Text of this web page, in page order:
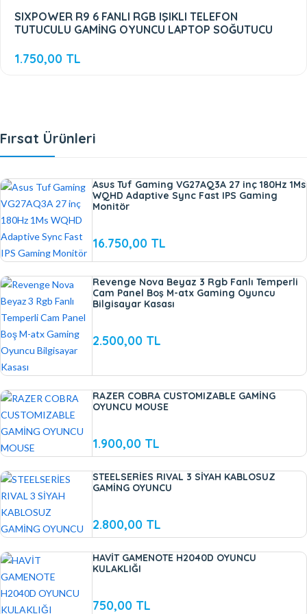
SIXPOWER R9 6 FANLI RGB IŞIKLI TELEFON
TUTUCULU GAMİNG OYUNCU LAPTOP SOĞUTUCU
1.750,00 TL
Fırsat Ürünleri
Asus Tuf Gaming VG27AQ3A 27 inç 180Hz 1Ms
WQHD Adaptive Sync Fast IPS Gaming
Monitör
16.750,00 TL
Revenge Nova Beyaz 3 Rgb Fanlı Temperli
Cam Panel Boş M-atx Gaming Oyuncu
Bilgisayar Kasası
2.500,00 TL
RAZER COBRA CUSTOMIZABLE GAMİNG
OYUNCU MOUSE
1.900,00 TL
STEELSERİES RIVAL 3 SİYAH KABLOSUZ
GAMİNG OYUNCU
2.800,00 TL
HAVİT GAMENOTE H2040D OYUNCU
KULAKLIĞI
750,00 TL